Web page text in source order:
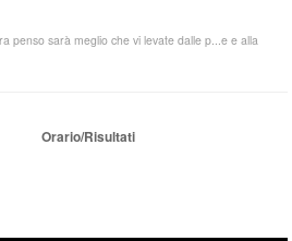
penso sarà meglio che vi levate dalle p...e e alla
Orario/Risultati